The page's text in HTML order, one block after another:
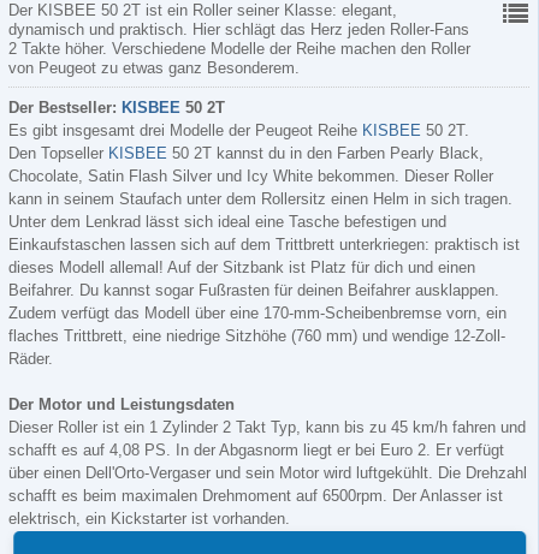
Der KISBEE 50 2T ist ein Roller seiner Klasse: elegant,
dynamisch und praktisch. Hier schlägt das Herz jeden Roller-Fans
2 Takte höher. Verschiedene Modelle der Reihe machen den Roller
von Peugeot zu etwas ganz Besonderem.
Der Bestseller: KISBEE 50 2T
Es gibt insgesamt drei Modelle der Peugeot Reihe KISBEE 50 2T.
Den Topseller KISBEE 50 2T kannst du in den Farben Pearly Black,
Chocolate, Satin Flash Silver und Icy White bekommen. Dieser Roller
kann in seinem Staufach unter dem Rollersitz einen Helm in sich tragen.
Unter dem Lenkrad lässt sich ideal eine Tasche befestigen und
Einkaufstaschen lassen sich auf dem Trittbrett unterkriegen: praktisch ist
dieses Modell allemal! Auf der Sitzbank ist Platz für dich und einen
Beifahrer. Du kannst sogar Fußrasten für deinen Beifahrer ausklappen.
Zudem verfügt das Modell über eine 170-mm-Scheibenbremse vorn, ein
flaches Trittbrett, eine niedrige Sitzhöhe (760 mm) und wendige 12-Zoll-
Räder.
Der Motor und Leistungsdaten
Dieser Roller ist ein 1 Zylinder 2 Takt Typ, kann bis zu 45 km/h fahren und
schafft es auf 4,08 PS. In der Abgasnorm liegt er bei Euro 2. Er verfügt
über einen Dell'Orto-Vergaser und sein Motor wird luftgekühlt. Die Drehzahl
schafft es beim maximalen Drehmoment auf 6500rpm. Der Anlasser ist
elektrisch, ein Kickstarter ist vorhanden.